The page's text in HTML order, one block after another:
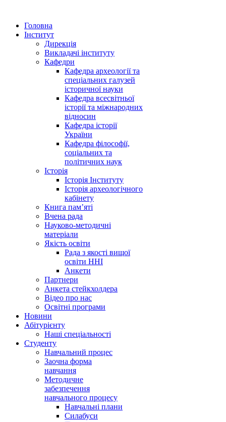
Головна
Інститут
Дирекція
Викладачі інституту
Кафедри
Кафедра археології та
спеціальних галузей
історичної науки
Кафедра всесвітньої
історії та міжнародних
відносин
Кафедра історії
України
Кафедра філософії,
соціальних та
політичних наук
Історія
Історія Інституту
Історія археологічного
кабінету
Книга памʼяті
Вчена рада
Науково-методичні
матеріали
Якість освіти
Рада з якості вищої
освіти ННІ
Анкети
Партнери
Анкета стейкхолдера
Відео про нас
Освітні програми
Hовини
Абітурієнту
Наші спеціальності
Студенту
Навчальний процес
Заочна форма
навчання
Методичне
забезпечення
навчального процесу
Навчальні плани
Силабуси